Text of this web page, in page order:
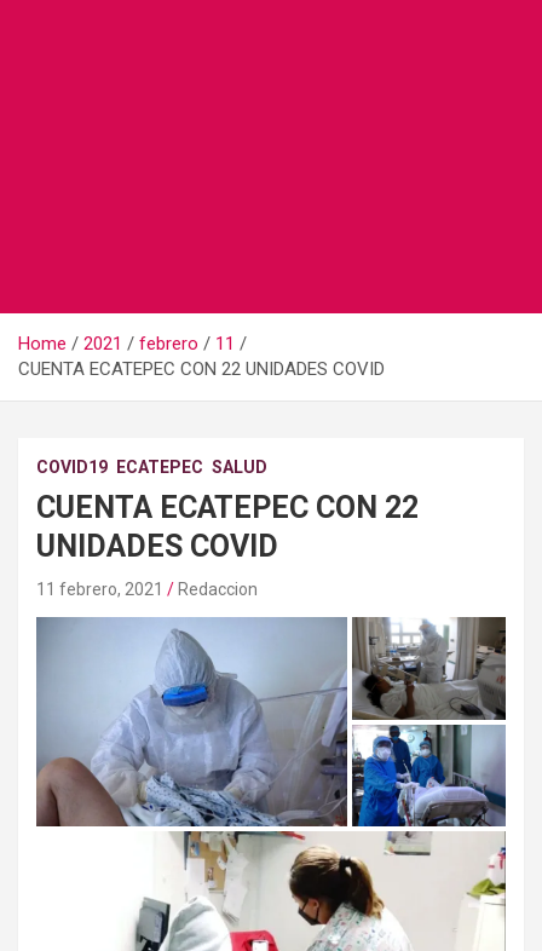
Home 2021 febrero
11
CUENTA ECATEPEC CON 22 UNIDADES COVID
COVID19 ECATEPEC SALUD
CUENTA ECATEPEC CON 22
UNIDADES COVID
11 febrero, 2021 Redaccion